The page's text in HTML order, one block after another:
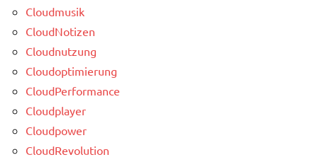
Cloudmusik
CloudNotizen
Cloudnutzung
Cloudoptimierung
CloudPerformance
Cloudplayer
Cloudpower
CloudRevolution